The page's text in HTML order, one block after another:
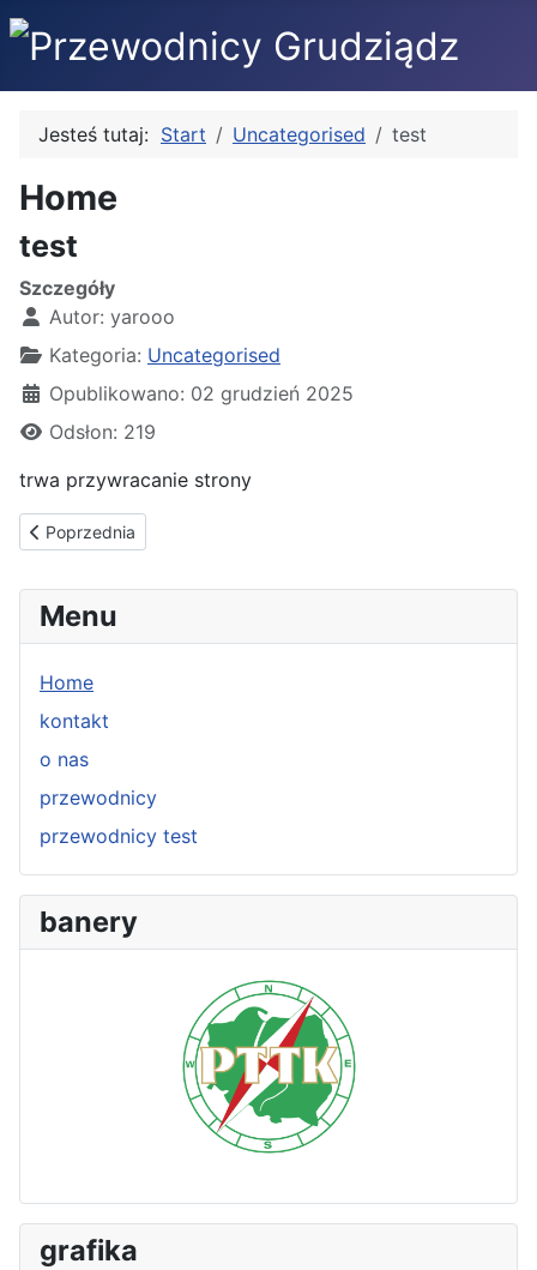
Jesteś tutaj: Start Uncategorised test
Home
test
Szczegóły
Autor: yarooo
Kategoria: Uncategorised
Opublikowano: 02 grudzień 2025
Odsłon: 219
trwa przywracanie strony
Poprzednia strona: kontakt
Poprzednia
Menu
Home
kontakt
o nas
przewodnicy
przewodnicy test
banery
grafika